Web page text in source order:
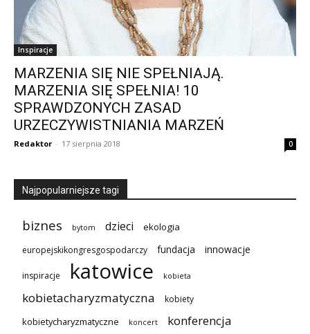
Inspiracje
MARZENIA SIĘ NIE SPEŁNIAJĄ.
MARZENIA SIĘ SPEŁNIA! 10
SPRAWDZONYCH ZASAD
URZECZYWISTNIANIA MARZEŃ
Redaktor - 17 sierpnia 2018 0
Najpopularniejsze tagi
biznes bytom dzieci ekologia
europejskikongresgospodarczy fundacja innowacje
inspiracje katowice kobieta
kobietacharyzmatyczna kobiety
kobietycharyzmatyczne koncert konferencja